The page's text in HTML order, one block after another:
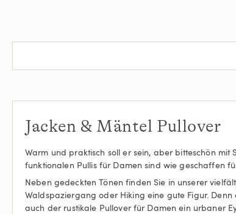
Jacken & Mäntel Pullover
Warm und praktisch soll er sein, aber bitteschön
funktionalen Pullis für Damen sind wie geschaffen
Neben gedeckten Tönen finden Sie in unserer
Waldspaziergang oder Hiking eine gute Figur.
auch der rustikale Pullover für Damen ein urbaner